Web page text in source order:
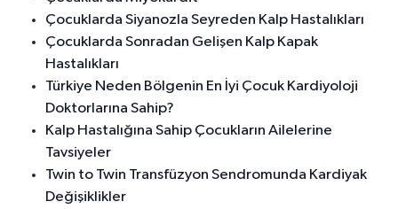
Çocuklarda Siyanozla Seyreden Kalp Hastalıkları
Çocuklarda Sonradan Gelişen Kalp Kapak
Hastalıkları
Türkiye Neden Bölgenin En İyi Çocuk Kardiyoloji
Doktorlarına Sahip?
Kalp Hastalığına Sahip Çocukların Ailelerine
Tavsiyeler
Twin to Twin Transfüzyon Sendromunda Kardiyak
Değişiklikler